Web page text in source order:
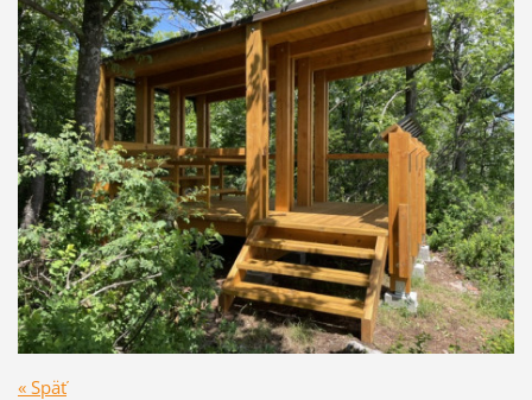
« Späť